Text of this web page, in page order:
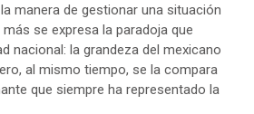
manera de gestionar una situación
se expresa la paradoja que
nacional: la grandeza del mexicano
al mismo tiempo, se la compara
que siempre ha representado la